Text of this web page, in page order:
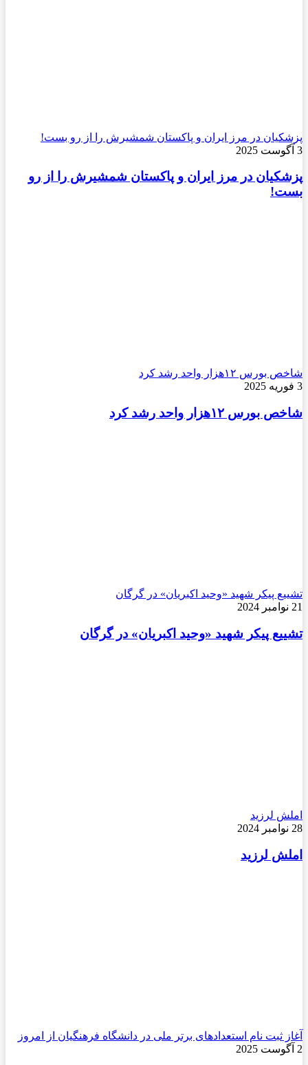
پزشکیان در مرز ایران و پاکستان شمشیرش را از رو بست!
3 آگوست 2025
پزشکیان در مرز ایران و پاکستان شمشیرش را از رو
بست!
شاخص بورس ۱۲هزار واحد رشد کرد
3 فوریه 2025
شاخص بورس ۱۲هزار واحد رشد کرد
تشییع پیکر شهید «وحید اکبریان» در گرگان
21 نوامبر 2024
تشییع پیکر شهید «وحید اکبریان» در گرگان
املش لرزید
28 نوامبر 2024
املش لرزید
آغاز ثبت نام استعدادهای برتر ملی در دانشگاه فرهنگیان از امروز
2 آگوست 2025